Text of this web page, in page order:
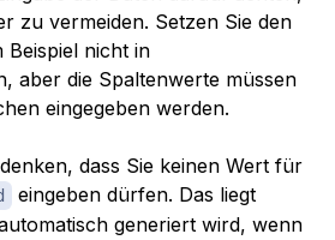
zu vermeiden. Setzen Sie den
Beispiel nicht in
aber die Spaltenwerte müssen
eingegeben werden.
dass Sie keinen Wert für
eingeben dürfen. Das liegt
generiert wird, wenn